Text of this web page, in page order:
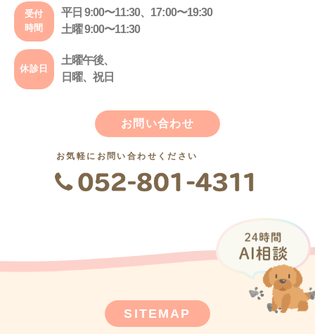
受付
時間
平日 9:00〜11:30、17:00〜19:30
土曜 9:00〜11:30
休診日
土曜午後、
日曜、祝日
お問い合わせ
お気軽にお問い合わせください
SITEMAP